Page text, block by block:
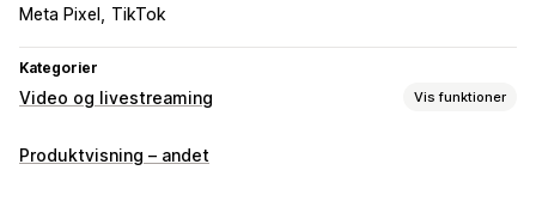
Meta Pixel
TikTok
Kategorier
Video og livestreaming Vis funktioner
Videoadministration
Produktvisning – andet